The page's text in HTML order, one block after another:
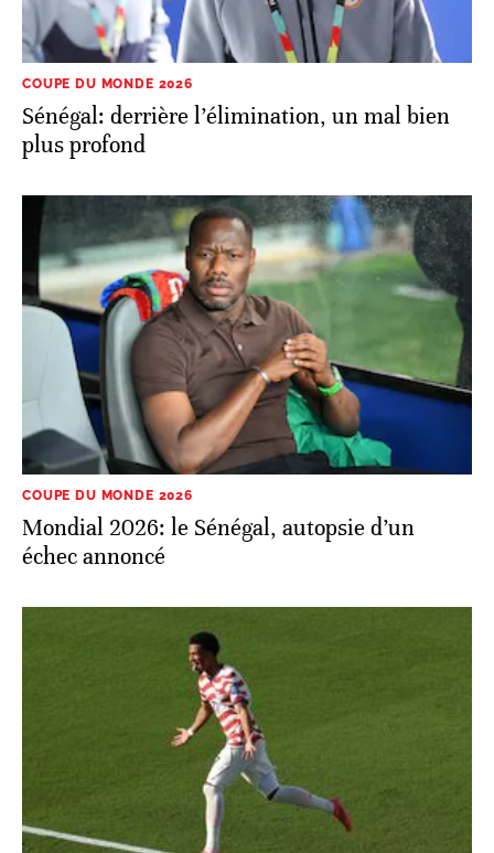
COUPE DU MONDE 2026
Sénégal: derrière l’élimination, un mal bien
plus profond
COUPE DU MONDE 2026
Mondial 2026: le Sénégal, autopsie d’un
échec annoncé